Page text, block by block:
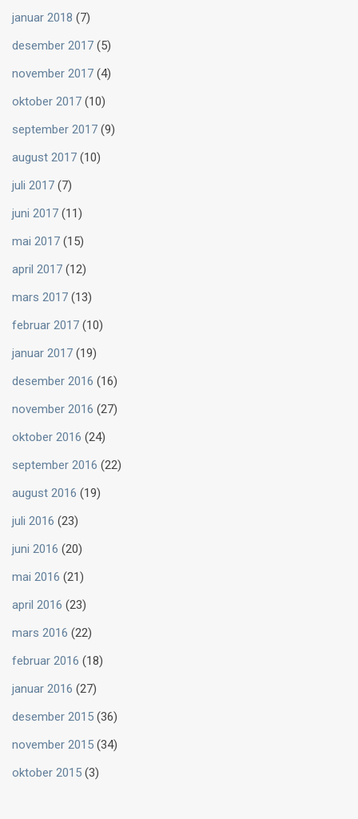
januar 2018 (7)
desember 2017 (5)
november 2017 (4)
oktober 2017 (10)
september 2017 (9)
august 2017 (10)
juli 2017 (7)
juni 2017 (11)
mai 2017 (15)
april 2017 (12)
mars 2017 (13)
februar 2017 (10)
januar 2017 (19)
desember 2016 (16)
november 2016 (27)
oktober 2016 (24)
september 2016 (22)
august 2016 (19)
juli 2016 (23)
juni 2016 (20)
mai 2016 (21)
april 2016 (23)
mars 2016 (22)
februar 2016 (18)
januar 2016 (27)
desember 2015 (36)
november 2015 (34)
oktober 2015 (3)